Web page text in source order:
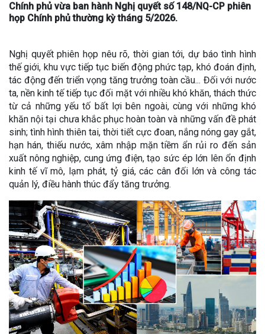
Chính phủ vừa ban hành Nghị quyết số 148/NQ-CP phiên
họp Chính phủ thường kỳ tháng 5/2026.
Nghị quyết phiên họp nêu rõ, thời gian tới, dự báo tình hình
thế giới, khu vực tiếp tục biến động phức tạp, khó đoán định,
tác động đến triển vọng tăng trưởng toàn cầu... Đối với nước
ta, nền kinh tế tiếp tục đối mặt với nhiều khó khăn, thách thức
từ cả những yếu tố bất lợi bên ngoài, cùng với những khó
khăn nội tại chưa khắc phục hoàn toàn và những vấn đề phát
sinh; tình hình thiên tai, thời tiết cực đoan, nắng nóng gay gắt,
hạn hán, thiếu nước, xâm nhập mặn tiềm ẩn rủi ro đến sản
xuất nông nghiệp, cung ứng điện, tạo sức ép lớn lên ổn định
kinh tế vĩ mô, lạm phát, tỷ giá, các cân đối lớn và công tác
quản lý, điều hành thúc đẩy tăng trưởng.